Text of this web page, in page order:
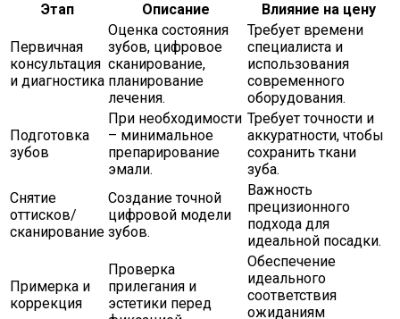
Этап
Описание Влияние на цену
Первичная
консультация
и диагностика
Оценка состояния
зубов, цифровое
сканирование,
планирование
лечения.
Требует времени
специалиста и
использования
современного
оборудования.
Подготовка
зубов
При необходимости
– минимальное
препарирование
эмали.
Требует точности и
аккуратности, чтобы
сохранить ткани
зуба.
Снятие
оттисков/
сканирование
Создание точной
цифровой модели
зубов.
Важность
прецизионного
подхода для
идеальной посадки.
Примерка и
коррекция
Проверка
прилегания и
эстетики перед
Обеспечение
идеального
соответствия
ожиданиям